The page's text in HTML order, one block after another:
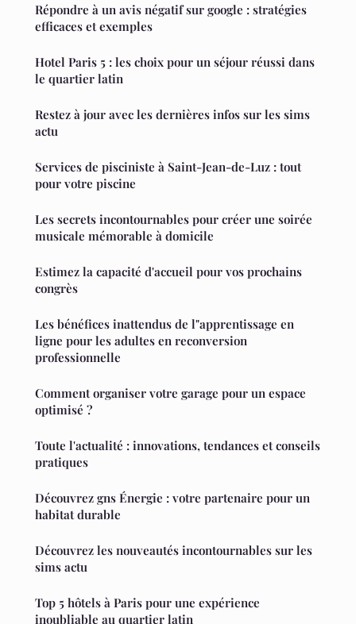
Répondre à un avis négatif sur google : stratégies
efficaces et exemples
Hotel Paris 5 : les choix pour un séjour réussi dans
le quartier latin
Restez à jour avec les dernières infos sur les sims
actu
Services de pisciniste à Saint-Jean-de-Luz : tout
pour votre piscine
Les secrets incontournables pour créer une soirée
musicale mémorable à domicile
Estimez la capacité d'accueil pour vos prochains
congrès
Les bénéfices inattendus de l"apprentissage en
ligne pour les adultes en reconversion
professionnelle
Comment organiser votre garage pour un espace
optimisé ?
Toute l'actualité : innovations, tendances et conseils
pratiques
Découvrez gns Énergie : votre partenaire pour un
habitat durable
Découvrez les nouveautés incontournables sur les
sims actu
Top 5 hôtels à Paris pour une expérience
inoubliable au quartier latin